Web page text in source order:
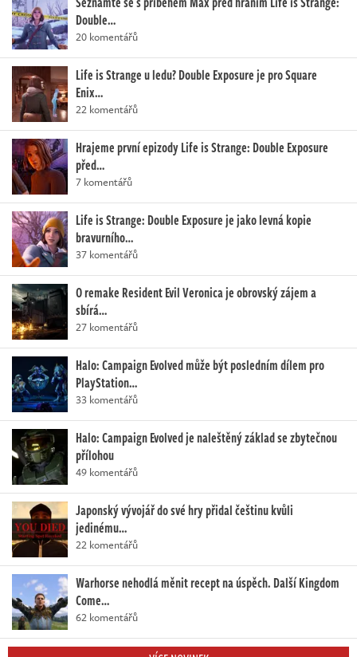
Double…
20 komentářů
Life is Strange u ledu? Double Exposure je pro Square
Enix…
22 komentářů
Hrajeme první epizody Life is Strange: Double Exposure
před…
7 komentářů
Life is Strange: Double Exposure je jako levná kopie
bravurního…
37 komentářů
O remake Resident Evil Veronica je obrovský zájem a
sbírá…
27 komentářů
Halo: Campaign Evolved může být posledním dílem pro
PlayStation…
33 komentářů
Halo: Campaign Evolved je naleštěný základ se zbytečnou
přílohou
49 komentářů
Japonský vývojář do své hry přidal češtinu kvůli
jedinému…
22 komentářů
Warhorse nehodlá měnit recept na úspěch. Další Kingdom
Come…
62 komentářů